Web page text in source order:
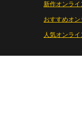
新作オンライ
おすすめオ
人気オンラ